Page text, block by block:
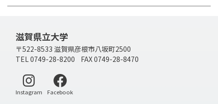
滋賀県立大学
〒522-8533 滋賀県彦根市八坂町2500
TEL 0749-28-8200 FAX 0749-28-8470
Instagram 別ウィンドウで開く
Facebook別ウィンドウで開く